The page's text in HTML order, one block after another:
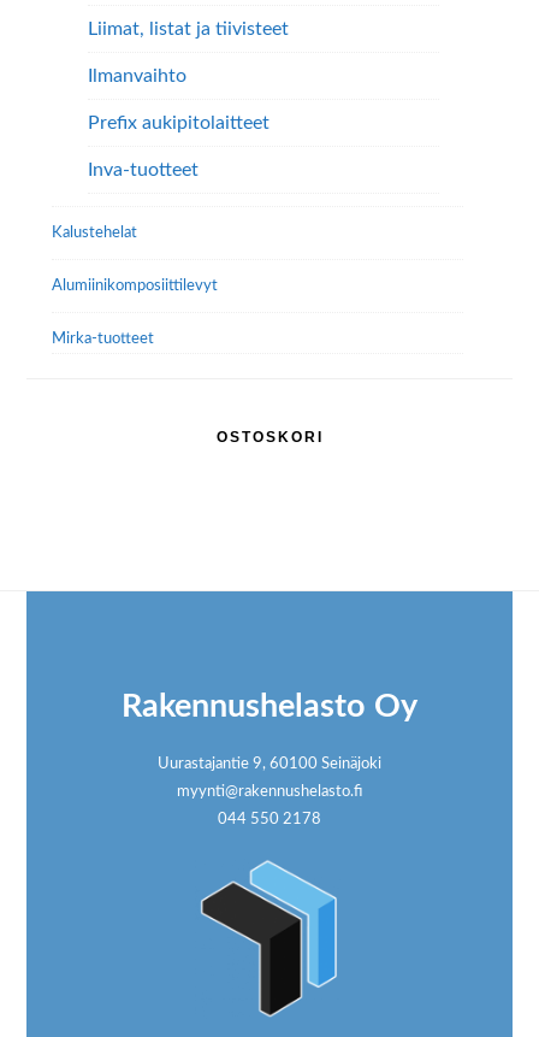
Liimat, listat ja tiivisteet
Ilmanvaihto
Prefix aukipitolaitteet
Inva-tuotteet
Kalustehelat
Alumiini­komposiitti­levyt
Mirka-tuotteet
OSTOSKORI
Rakennushelasto Oy
Uurastajantie 9, 60100 Seinäjoki
myynti@rakennushelasto.fi
044 550 2178